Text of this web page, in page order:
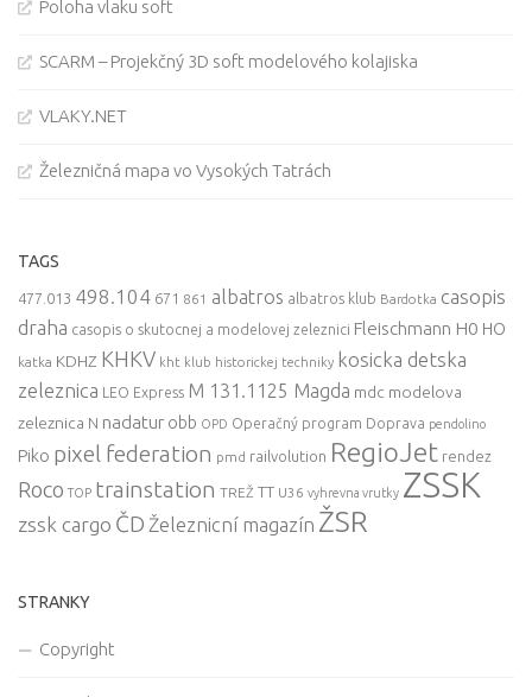
Poloha vlaku soft
SCARM – Projekčný 3D soft modelového kolajiska
VLAKY.NET
Železničná mapa vo Vysokých Tatrách
TAGS
477.013 498.104 671 861 albatros albatros klub Bardotka casopis
draha casopis o skutocnej a modelovej zeleznici Fleischmann H0 HO
katka KDHZ KHKV kht klub historickej techniky kosicka detska
zeleznica LEO Express M 131.1125 Magda mdc modelova
zeleznica N nadatur obb OPD Operačný program Doprava pendolino
Piko pixel federation pmd railvolution RegioJet rendez
Roco TOP trainstation TREŽ TT U36 vyhrevna vrutky ZSSK
zssk cargo ČD Železnicní magazín ŽSR
STRANKY
Copyright